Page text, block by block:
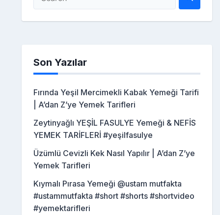
Son Yazılar
Fırında Yeşil Mercimekli Kabak Yemeği Tarifi
| A’dan Z’ye Yemek Tarifleri
Zeytinyağlı YEŞİL FASULYE Yemeği & NEFİS
YEMEK TARİFLERİ #yeşilfasulye
Üzümlü Cevizli Kek Nasıl Yapılır | A’dan Z’ye
Yemek Tarifleri
Kıymalı Pırasa Yemeği @ustam mutfakta
#ustammutfakta #short #shorts #shortvideo
#yemektarifleri